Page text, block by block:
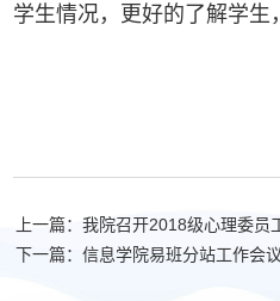
学生情况，更好的了解学生
上一篇：我院召开2018级心理委员
下一篇：信息学院易班分站工作会议